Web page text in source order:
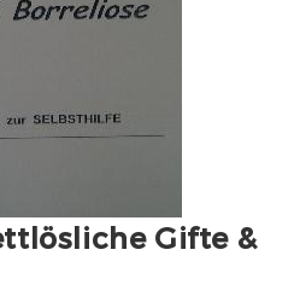
Gifte &